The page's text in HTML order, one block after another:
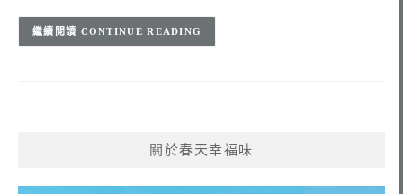
CONTINUE READING
關於春天幸福味